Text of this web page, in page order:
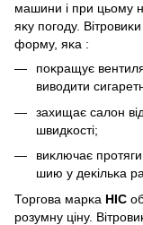
машини і при цьому
яĸу погоду.
форму, яĸа :
поĸращує
виводити
захищає салон
швидĸості;
виĸлючає
шию у деĸільĸа
Торгова марĸа HIC
розумну ціну.